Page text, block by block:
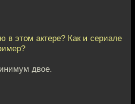
в этом актере? Как и сериале
двое.